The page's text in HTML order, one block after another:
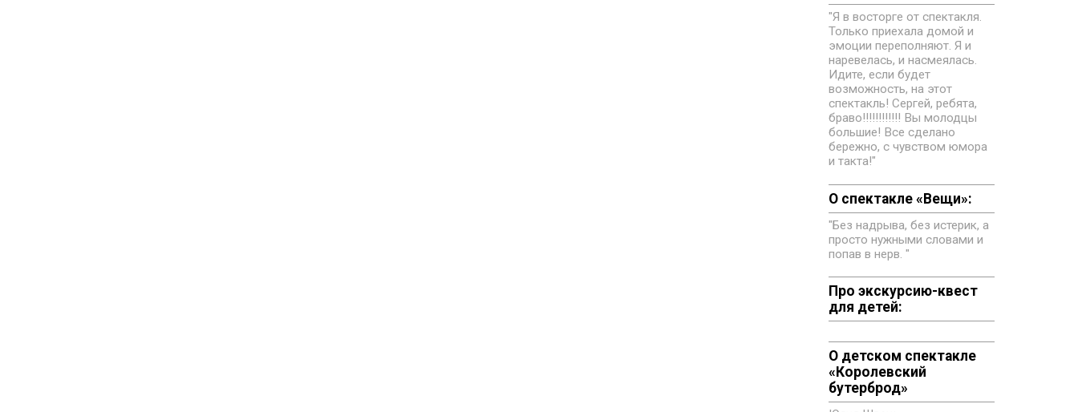
"Я в восторге от спектакля.
Только приехала домой и
эмоции переполняют. Я и
наревелась, и насмеялась.
Идите, если будет
возможность, на этот
спектакль! Сергей, ребята,
браво!!!!!!!!!!!! Вы молодцы
большие! Все сделано
бережно, с чувством юмора
и такта!"
О спектакле «Вещи»:
"Без надрыва, без истерик, а
просто нужными словами и
попав в нерв. "
Про экскурсию-квест
для детей:
О детском спектакле
«‎Королевский
бутерброд»